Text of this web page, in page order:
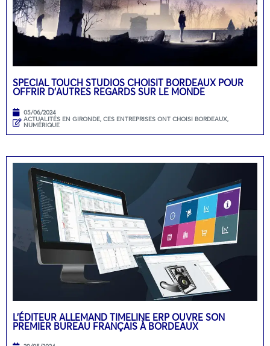
SPECIAL TOUCH STUDIOS CHOISIT BORDEAUX POUR
OFFRIR D’AUTRES REGARDS SUR LE MONDE
05/06/2024
ACTUALITÉS EN GIRONDE, CES ENTREPRISES ONT CHOISI BORDEAUX,
NUMÉRIQUE
L’ÉDITEUR ALLEMAND TIMELINE ERP OUVRE SON
PREMIER BUREAU FRANÇAIS À BORDEAUX